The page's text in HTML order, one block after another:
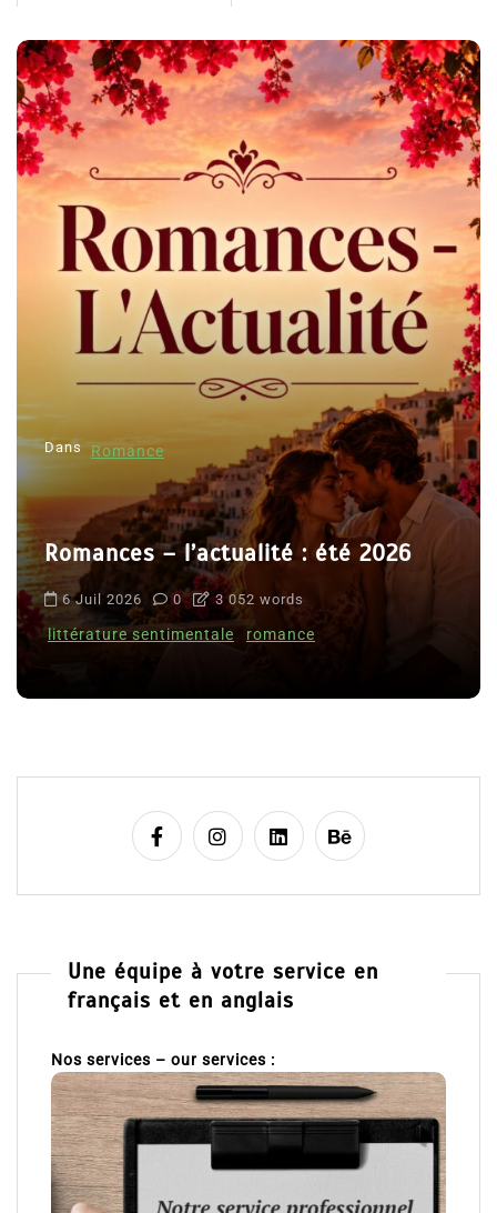
Dans Romance
Romances – l’actualité : été 2026
6 Juil 2026 0 3 052 words
littérature sentimentale romance
Une équipe à votre service en
français et en anglais
Nos services – our services :